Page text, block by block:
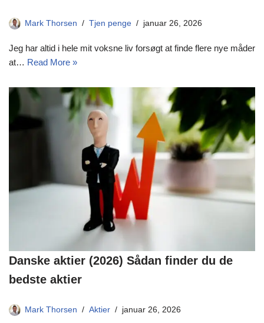
Mark Thorsen Tjen penge januar 26, 2026
Jeg har altid i hele mit voksne liv forsøgt at finde flere nye måder
at… Read More »
Danske aktier (2026) Sådan finder du de
bedste aktier
Mark Thorsen Aktier januar 26, 2026